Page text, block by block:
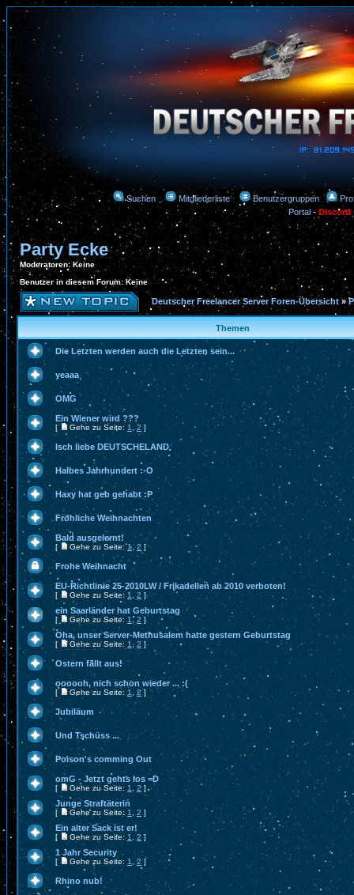
Suchen Mitgliederliste Benutzergruppen
Portal-Discord
Party Ecke
Moderatoren: Keine
Benutzer in diesem Forum: Keine
Deutscher Freelancer Server Foren-Übersicht »
Themen
Die Letzten werden auch die Letzten sein...
yeaaa
OMG
Ein Wiener wird ???
[ Gehe zu Seite: 1 2 ]
Isch liebe DEUTSCHELAND
Halbes Jahrhundert :-O
Haxy hat geb gehabt :P
Fröhliche Weihnachten
Bald ausgelernt!
[ Gehe zu Seite:1 2 ]
Frohe Weihnacht
EU-Richtlinie 25-2010LW / Frikadellen ab 2010 verboten!
[ Gehe zu Seite: 1 2 ]
ein Saarländer hat Geburtstag
[ Gehe zu Seite: 1 , 2]
Oha, unser Server-Methusalem hatte gestern Geburtstag
[ Gehe zu Seite: 1 , 2 ]
Ostern fällt aus!
oooooh, nich schon wieder ... :(
[ Gehe zu Seite: 1 ,2]
Jubiläum
Und Tschüss ...
Poison's comming Out
omG - Jetzt gehts los =D
[ Gehe zu Seite: 1 2]
Junge Straftäterin
[ Gehe zu Seite: 1 2 ]
Ein alter Sack ist er!
[ Gehe zu Seite: 1 ,2 ]
1 Jahr Security
[ Gehe zu Seite: 1 2 ]
Rhino nub!